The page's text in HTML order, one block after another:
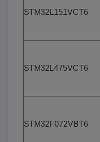
STM32L151VCT6
STM32L475VCT6
STM32F072VBT6